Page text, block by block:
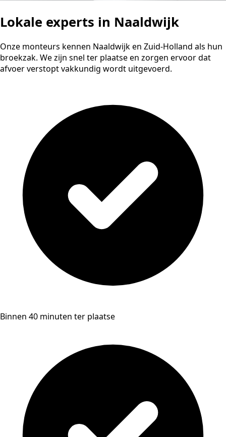
Lokale experts in Naaldwijk
Onze monteurs kennen Naaldwijk en Zuid-Holland als hun
broekzak. We zijn snel ter plaatse en zorgen ervoor dat
afvoer verstopt vakkundig wordt uitgevoerd.
Binnen 40 minuten ter plaatse